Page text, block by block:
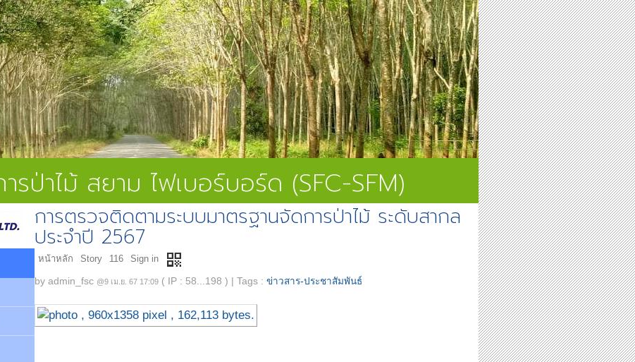
รป่าไม้ สยาม ไฟเบอร์บอร์ด (SFC-SFM)
การตรวจติดตามระบบมาตรฐานจัดการป่าไม้ ระดับสากล
ประจำปี 2567
หน้าหลัก Story 116 Sign in qr_code
by admin_fsc @9 เม.ย. 67 17:09 ( IP : 58...198 ) Tags : ข่าวสาร-ประชาสัมพันธ์